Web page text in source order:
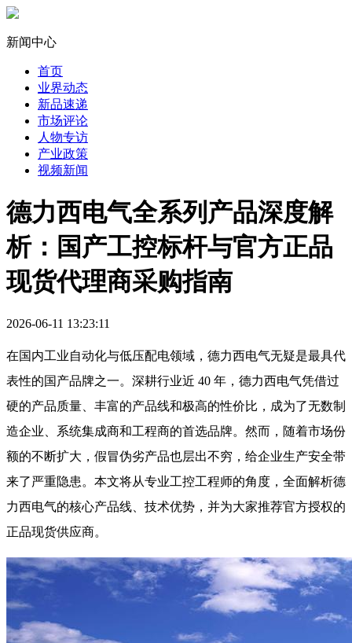
新闻中心
首页
业界动态
新品速递
市场评论
人物专访
产业政策
视频新闻
德力西电气全系列产品深度解
析：国产工控标杆与官方正品
现货代理商采购指南
2026-06-11 13:23:11
在国内工业自动化与低压配电领域，德力西电气无疑是最具代
表性的国产品牌之一。深耕行业近 40 年，德力西电气凭借过
硬的产品质量、丰富的产品线和极高的性价比，成为了无数制
造企业、系统集成商和工程商的首选品牌。然而，随着市场份
额的不断扩大，假冒伪劣产品也层出不穷，给企业生产安全带
来了严重隐患。本文将从专业工控工程师的角度，全面解析德
力西电气的核心产品线、技术优势，并为大家推荐官方授权的
正品现货供应商。